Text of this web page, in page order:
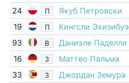
24 П Якуб Петровски
19 П Кингсли Эхизибуэ
93 В
Даниэле Паделли
16
З
Маттео Пальма
33
З Джордан Земура